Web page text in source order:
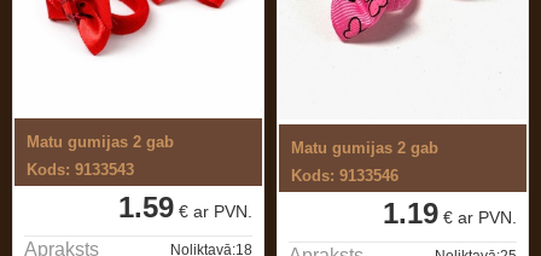
Matu gumijas 2 gab
Kods: 9133543
1.59 € ar PVN.
Apraksts Noliktavā:18
Matu gumijas 2 gab
Kods: 9133546
1.19 € ar PVN.